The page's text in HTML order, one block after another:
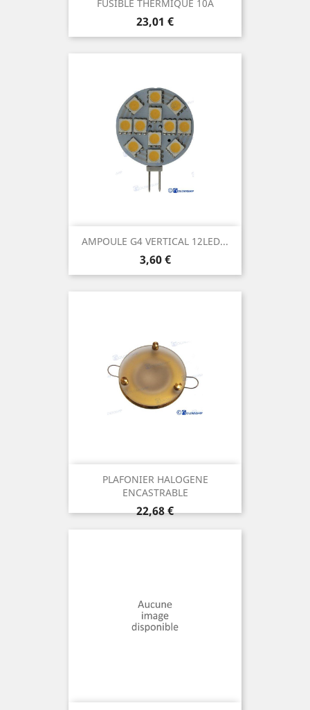
FUSIBLE THERMIQUE 10A
Prix
23,01 €
AMPOULE G4 VERTICAL 12LED...
Prix
3,60 €
PLAFONIER HALOGENE
ENCASTRABLE
Prix
22,68 €